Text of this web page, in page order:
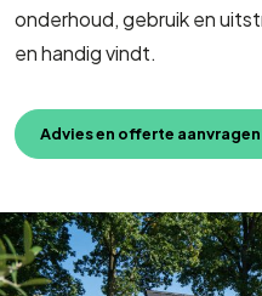
onderhoud, gebruik en
en handig vindt.
Advies en offerte aanvragen